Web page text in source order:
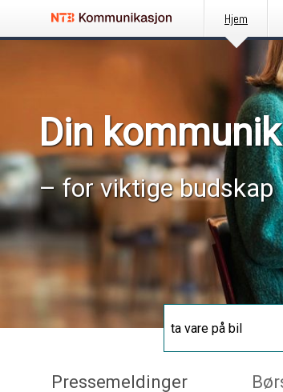
Hjem
Din
– for viktige budskap
Pressemeldinger